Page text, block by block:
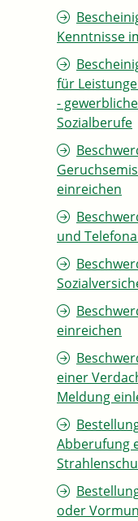
Kenntnisse
für
-
Sozialberufe
einreichen
und
einreichen
einer
Meldung
Abberufung
oder